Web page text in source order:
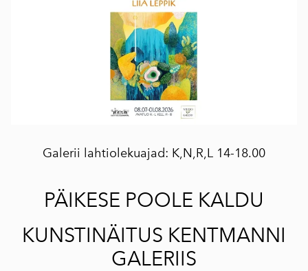
Galerii lahtiolekuajad: K,N,R,L 14-18.00
PÄIKESE POOLE KALDU
KUNSTINÄITUS KENTMANNI
GALERIIS